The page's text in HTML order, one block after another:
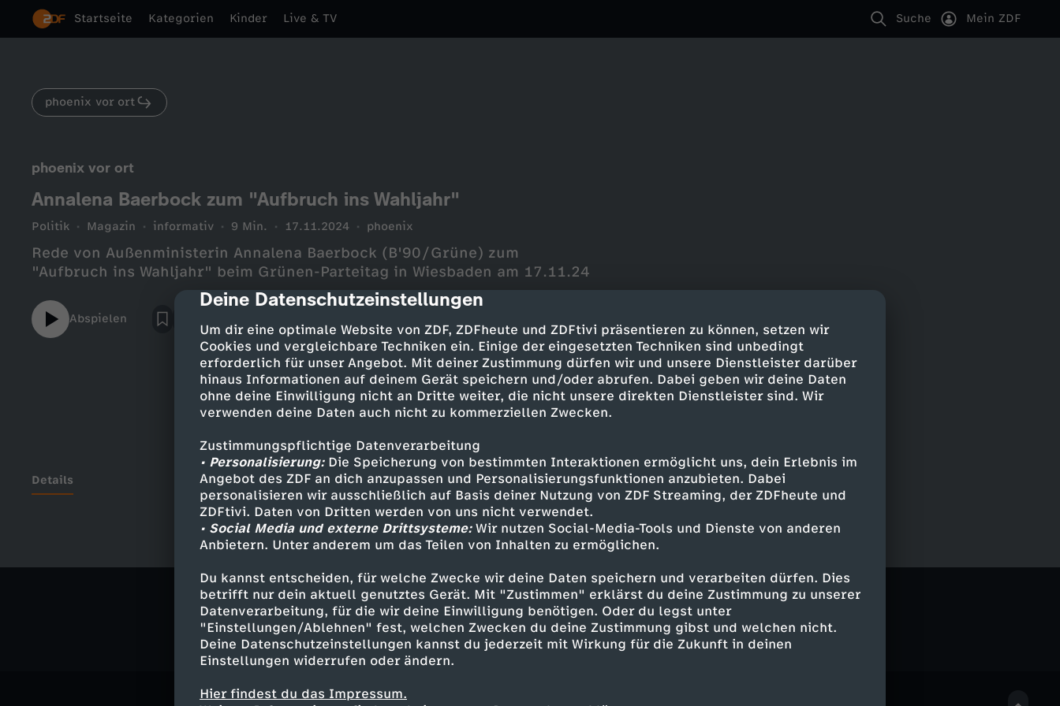
cmp-dialog-description
Deine Datenschutzeinstellungen
Um dir eine optimale Website von ZDF, ZDFheute und ZDFtivi präsentieren zu können, setzen wir
Cookies und vergleichbare Techniken ein. Einige der eingesetzten Techniken sind unbedingt
erforderlich für unser Angebot. Mit deiner Zustimmung dürfen wir und unsere Dienstleister darüber
hinaus Informationen auf deinem Gerät speichern und/oder abrufen. Dabei geben wir deine Daten
ohne deine Einwilligung nicht an Dritte weiter, die nicht unsere direkten Dienstleister sind. Wir
verwenden deine Daten auch nicht zu kommerziellen Zwecken.
Zustimmungspflichtige Datenverarbeitung
• Personalisierung:Die Speicherung von bestimmten Interaktionen ermöglicht uns, dein Erlebnis im
Angebot des ZDF an dich anzupassen und Personalisierungsfunktionen anzubieten. Dabei
personalisieren wir ausschließlich auf Basis deiner Nutzung von ZDF Streaming, der ZDFheute und
ZDFtivi. Daten von Dritten werden von uns nicht verwendet.
• Social Media und externe Drittsysteme:Wir nutzen Social-Media-Tools und Dienste von anderen
Anbietern. Unter anderem um das Teilen von Inhalten zu ermöglichen.
Du kannst entscheiden, für welche Zwecke wir deine Daten speichern und verarbeiten dürfen. Dies
betrifft nur dein aktuell genutztes Gerät. Mit "Zustimmen" erklärst du deine Zustimmung zu unserer
Datenverarbeitung, für die wir deine Einwilligung benötigen. Oder du legst unter
"Einstellungen/Ablehnen" fest, welchen Zwecken du deine Zustimmung gibst und welchen nicht.
Deine Datenschutzeinstellungen kannst du jederzeit mit Wirkung für die Zukunft in deinen
Einstellungen widerrufen oder ändern.
Hier findest du das Impressum.
Startseite Kategorien Kinder Live & TV Suche Mein ZDF
phoenix vor ort
phoenix vor ort
Annalena Baerbock zum "Aufbruch ins Wahljahr"
Politik Magazin informativ 9 Min. 17.11.2024 phoenix
Rede von Außenministerin Annalena Baerbock (B'90/Grüne) zum
"Aufbruch ins Wahljahr" beim Grünen-Parteitag in Wiesbaden am 17.11.24
Abspielen
Details
Ähnliche Inhalte entdecken
Politik Magazin informativ phoenix vor ort